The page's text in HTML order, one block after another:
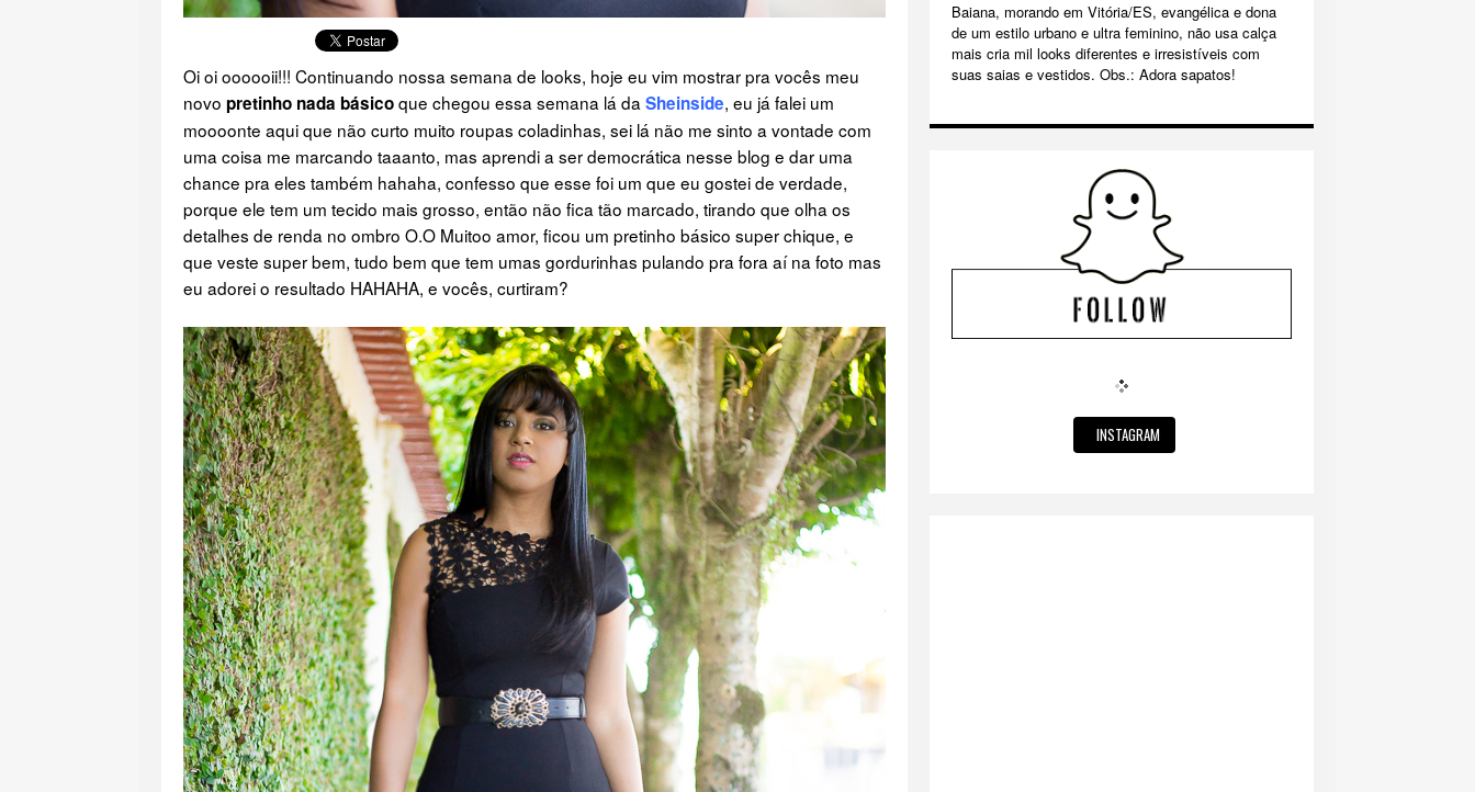
Oi oi oooooii!!! Continuando nossa semana de looks, hoje eu vim mostrar pra vocês meu
novo pretinho nada básicoque chegou essa semana lá da Sheinside, eu já falei um
moooonte aqui que não curto muito roupas coladinhas, sei lá não me sinto a vontade com
uma coisa me marcando taaanto, mas aprendi a ser democrática nesse blog e dar uma
chance pra eles também hahaha, confesso que esse foi um que eu gostei de verdade,
porque ele tem um tecido mais grosso, então não fica tão marcado, tirando que olha os
detalhes de renda no ombro O.O Muitoo amor, ficou um pretinho básico super chique, e
que veste super bem, tudo bem que tem umas gordurinhas pulando pra fora aí na foto mas
eu adorei o resultado HAHAHA, e vocês, curtiram?
Baiana, morando em Vitória/ES, evangélica e dona
de um estilo urbano e ultra feminino, não usa calça
mais cria mil looks diferentes e irresistíveis com
suas saias e vestidos. Obs.: Adora sapatos!
INSTAGRAM